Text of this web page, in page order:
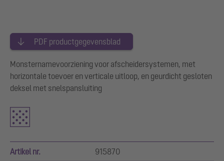
PDF productgegevensblad
Monsternamevoorziening voor afscheidersystemen, met
horizontale toevoer en verticale uitloop, en geurdicht gesloten
deksel met snelspansluiting
Artikel nr. 915870